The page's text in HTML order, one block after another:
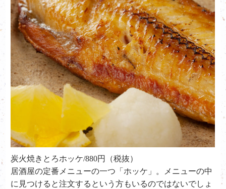
炭火焼きとろホッケ/880円（税抜）
居酒屋の定番メニューの一つ「ホッケ」。メニューの中
に見つけると注文するという方もいるのではないでしょ